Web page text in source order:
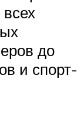
до
и спорт-